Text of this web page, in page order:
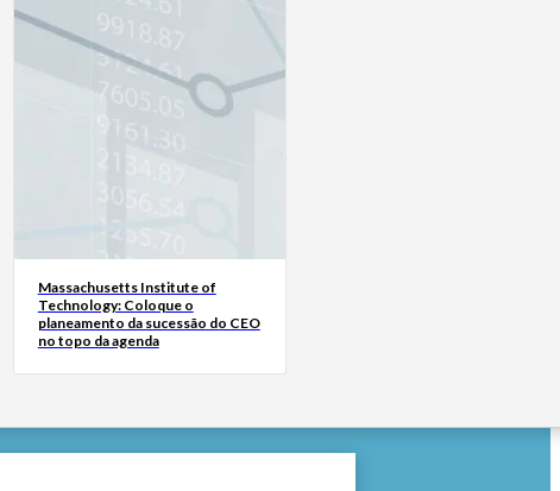
Massachusetts Institute of
Technology: Coloque o
planeamento da sucessão do CEO
no topo da agenda